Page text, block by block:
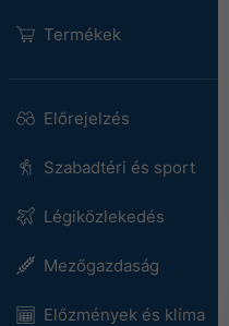
Termékek
Előrejelzés
Szabadtéri és sport
Légiközlekedés
Mezőgazdaság
Előzmények és klíma